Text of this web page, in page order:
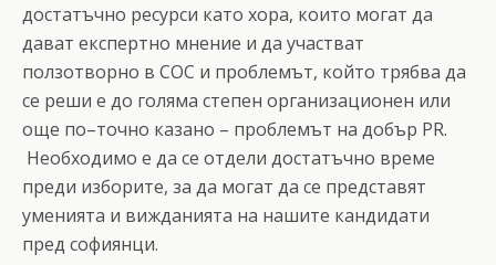
достатъчно ресурси като хора, които могат да
дават експертно мнение и да участват
ползотворно в СОС и проблемът, който трябва да
се реши е до голяма степен организационен или
още по–точно казано – проблемът на добър PR.
Необходимо е да се отдели достатъчно време
преди изборите, за да могат да се представят
уменията и вижданията на нашите кандидати
пред софиянци.